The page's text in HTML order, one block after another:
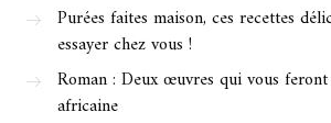
Purées faites maison, ces recettes
essayer chez vous !
Roman : Deux œuvres qui vous
africaine